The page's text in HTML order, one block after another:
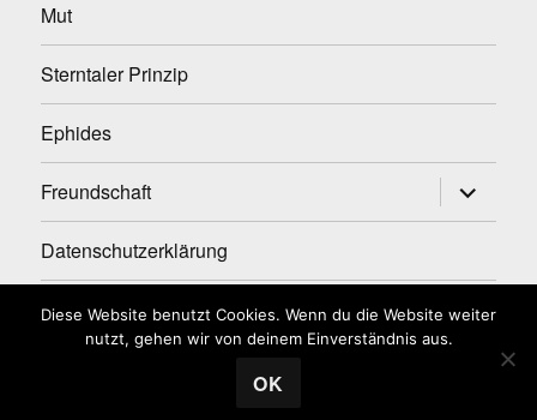
Mut
Sterntaler Prinzip
Ephides
Freundschaft
anzeigen
Datenschutzerklärung
Impressum
Stolz präsentiert von WordPress
Diese Website benutzt Cookies. Wenn du die Website weiter
nutzt, gehen wir von deinem Einverständnis aus.
OK